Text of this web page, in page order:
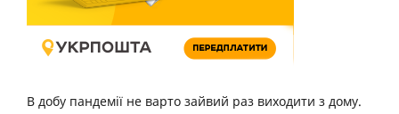
В добу пандемії не варто зайвий раз виходити з дому.